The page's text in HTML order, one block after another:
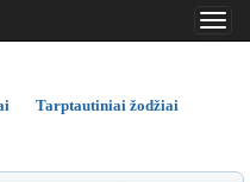
..
..
Tarptautiniai žodžiai